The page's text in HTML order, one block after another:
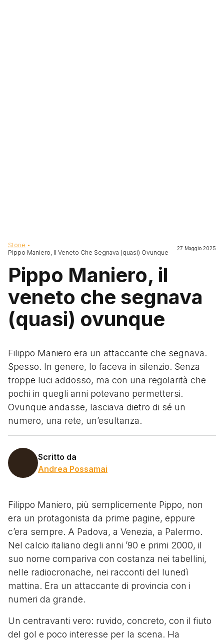
Briciole di pane
Storie
Pippo Maniero, Il Veneto Che Segnava (quasi) Ovunque
27 Maggio 2025
Pippo Maniero, il
veneto che segnava
(quasi) ovunque
Filippo Maniero era un attaccante che segnava.
Spesso. In genere, lo faceva in silenzio. Senza
troppe luci addosso, ma con una regolarità che
pochi in quegli anni potevano permettersi.
Ovunque andasse, lasciava dietro di sé un
numero, una rete, un’esultanza.
Scritto da
Andrea Possamai
Filippo Maniero, più semplicemente Pippo, non
era un protagonista da prime pagine, eppure
c’era sempre. A Padova, a Venezia, a Palermo.
Nel calcio italiano degli anni ’90 e primi 2000, il
suo nome compariva con costanza nei tabellini,
nelle radiocronache, nei racconti del lunedì
mattina. Era un attaccante di provincia con i
numeri da grande.
Un centravanti vero: ruvido, concreto, con il fiuto
del gol e poco interesse per la scena. Ha